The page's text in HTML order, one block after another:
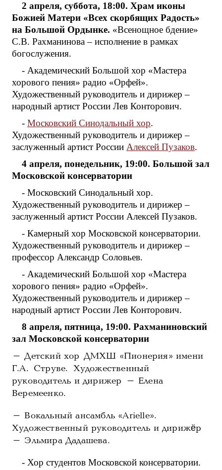
2 апреля, суббота, 18:00. Храм иконы
Божией Матери «Всех скорбящих Радость»
на Большой Ордынке. «Всенощное бдение»
С.В. Рахманинова – исполнение в рамках
богослужения.
- Академический Большой хор «Мастера
хорового пения» радио «Орфей».
Художественный руководитель и дирижер –
народный артист России Лев Конторович.
- Московский Синодальный хор.
Художественный руководитель и дирижер –
заслуженный артист России Алексей Пузаков.
4 апреля, понедельник, 19:00. Большой зал
Московской консерватории
- Московский Синодальный хор.
Художественный руководитель и дирижер –
заслуженный артист России Алексей Пузаков.
- Камерный хор Московской консерватории.
Художественный руководитель и дирижер –
профессор Александр Соловьев.
- Академический Большой хор «Мастера
хорового пения» радио «Орфей».
Художественный руководитель и дирижер –
народный артист России Лев Конторович.
8 апреля, пятница, 19:00. Рахманиновский
зал Московской консерватории
- Детский хор ДМХШ «Пионерия» имени
Г.А. Струве. Художественный
руководитель и дирижер – Елена
Веремеенко.
- Вокальный ансамбль «Arielle».
Художественный руководитель и дирижёр
– Эльмира Дадашева.
- Хор студентов Московской консерватории.